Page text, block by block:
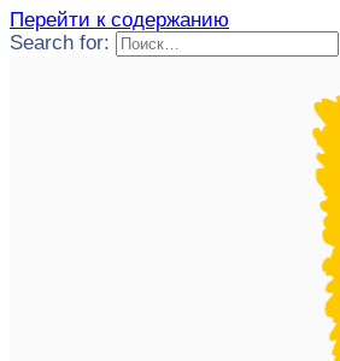
Перейти к содержанию
Search for: